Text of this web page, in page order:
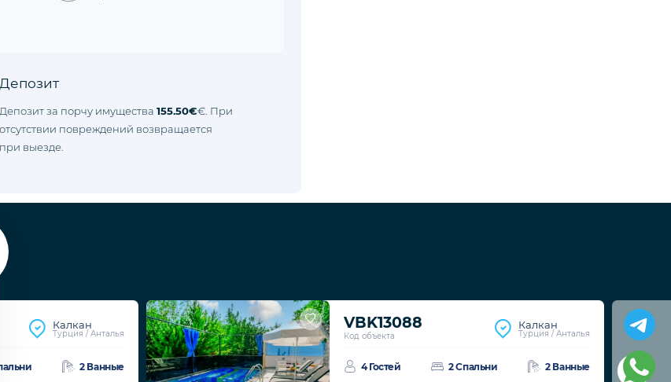
Депозит
Депозит за порчу имущества 155.50€€. При
отсутствии повреждений возвращается
при выезде.
Калкан
Турция / Анталья
2 Ванные
VBK13088
Код объекта
Калкан
Турция / Анталья
4 Гостей 2 Спальни 2 Ванные